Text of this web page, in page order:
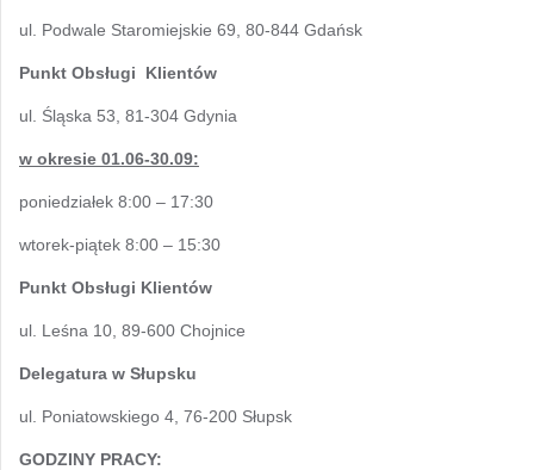
ul. Podwale Staromiejskie 69, 80-844 Gdańsk
Punkt Obsługi Klientów
ul. Śląska 53, 81-304 Gdynia
w okresie 01.06-30.09:
poniedziałek 8:00 – 17:30
wtorek-piątek 8:00 – 15:30
Punkt Obsługi Klientów
ul. Leśna 10, 89-600 Chojnice
Delegatura w Słupsku
ul. Poniatowskiego 4, 76-200 Słupsk
GODZINY PRACY: